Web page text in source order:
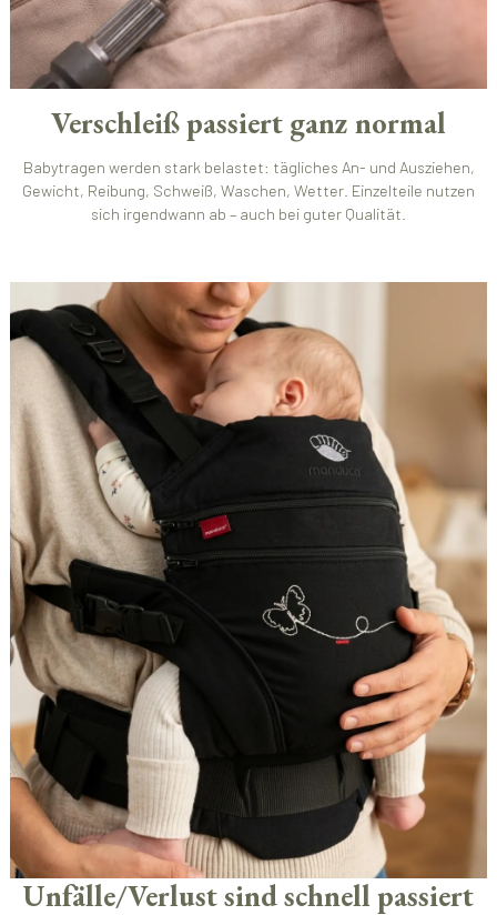
Verschleiß passiert ganz normal
Babytragen werden stark belastet: tägliches An- und Ausziehen,
Gewicht, Reibung, Schweiß, Waschen, Wetter. Einzelteile nutzen
sich irgendwann ab – auch bei guter Qualität.
Unfälle/Verlust sind schnell passiert